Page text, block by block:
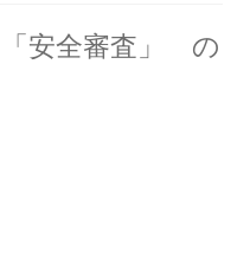
わさき」大集会 第二分
安全審査」 の